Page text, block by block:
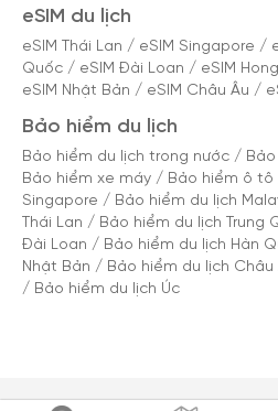
eSIM du lịch
eSIM Thái Lan / eSIM Singapore /
Quốc / eSIM Đài Loan / eSIM
eSIM Nhật Bản / eSIM Châu Âu /
Bảo hiểm du lịch
Bảo hiểm du lịch trong nước /
Bảo hiểm xe máy / Bảo hiểm ô tô
Singapore / Bảo hiểm du lịch
Thái Lan / Bảo hiểm du lịch Trung
Đài Loan / Bảo hiểm du lịch Hàn
Nhật Bản / Bảo hiểm du lịch Châu
/ Bảo hiểm du lịch Úc